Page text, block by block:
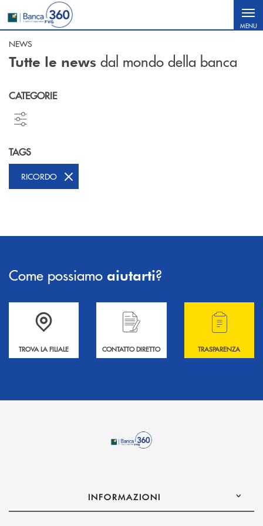
Salta al contenuto principale
MENU
NEWS
Tutte le news dal mondo della banca
CATEGORIE
TAGS
RICORDO
Come possiamo aiutarti?
Accedi all' elenco completo delle filiali .
TROVA LA FILIALE
Hai bisogno di informazioni? Contattaci !
CONTATTO DIRETTO
Hai bisogno di
TRASPARENZA
INFORMAZIONI